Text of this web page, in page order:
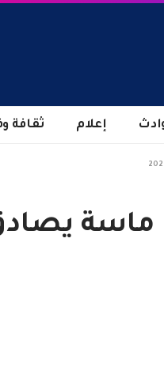
إعلام ثقافة
يصادق